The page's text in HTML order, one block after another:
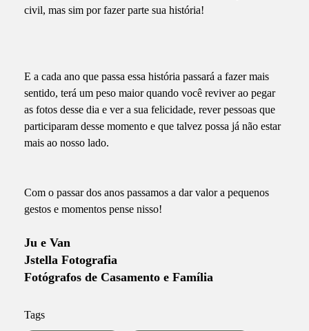
civil, mas sim por fazer parte sua história!
E a cada ano que passa essa história passará a fazer mais
sentido, terá um peso maior quando você reviver ao pegar
as fotos desse dia e ver a sua felicidade, rever pessoas que
participaram desse momento e que talvez possa já não estar
mais ao nosso lado.
Com o passar dos anos passamos a dar valor a pequenos
gestos e momentos pense nisso!
Ju e Van
Jstella Fotografia
Fotógrafos de Casamento e Família
Tags